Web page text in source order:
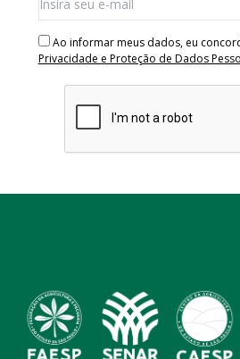
Ao informar meus dados, eu
Privacidade e Proteção de Dados